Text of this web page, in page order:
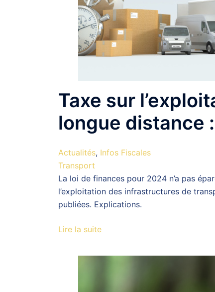
Taxe sur
longue distance
Actualités, Infos Fiscales
Transport
La loi de finances pour 2024 n’a pas
l’exploitation des infrastructures de
publiées. Explications.
Lire la suite